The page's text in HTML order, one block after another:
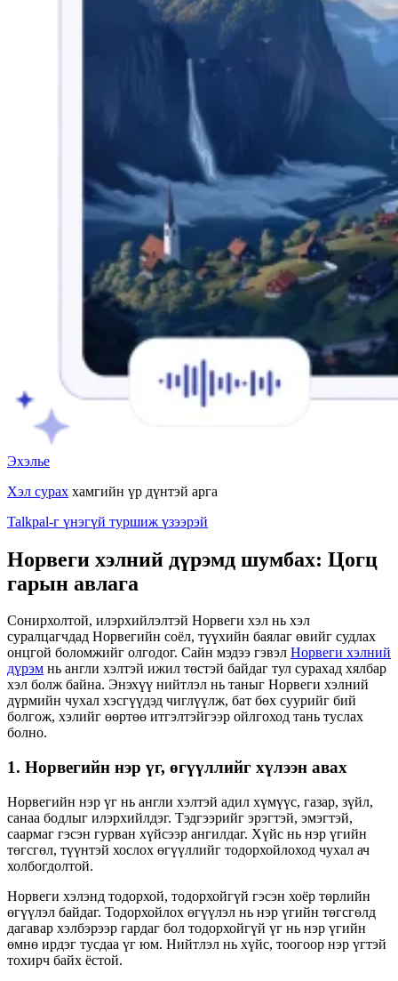
Эхэлье
Хэл сурах хамгийн үр дүнтэй арга
Talkpal-г үнэгүй туршиж үзээрэй
Норвеги хэлний дүрэмд шумбах: Цогц
гарын авлага
Сонирхолтой, илэрхийлэлтэй Норвеги хэл нь хэл
суралцагчдад Норвегийн соёл, түүхийн баялаг өвийг судлах
онцгой боломжийг олгодог. Сайн мэдээ гэвэл Норвеги хэлний
дүрэм нь англи хэлтэй ижил төстэй байдаг тул сурахад хялбар
хэл болж байна. Энэхүү нийтлэл нь таныг Норвеги хэлний
дүрмийн чухал хэсгүүдэд чиглүүлж, бат бөх суурийг бий
болгож, хэлийг өөртөө итгэлтэйгээр ойлгоход тань туслах
болно.
1. Норвегийн нэр үг, өгүүллийг хүлээн авах
Норвегийн нэр үг нь англи хэлтэй адил хүмүүс, газар, зүйл,
санаа бодлыг илэрхийлдэг. Тэдгээрийг эрэгтэй, эмэгтэй,
саармаг гэсэн гурван хүйсээр ангилдаг. Хүйс нь нэр үгийн
төгсгөл, түүнтэй хослох өгүүллийг тодорхойлоход чухал ач
холбогдолтой.
Норвеги хэлэнд тодорхой, тодорхойгүй гэсэн хоёр төрлийн
өгүүлэл байдаг. Тодорхойлох өгүүлэл нь нэр үгийн төгсгөлд
дагавар хэлбэрээр гардаг бол тодорхойгүй үг нь нэр үгийн
өмнө ирдэг тусдаа үг юм. Нийтлэл нь хүйс, тоогоор нэр үгтэй
тохирч байх ёстой.